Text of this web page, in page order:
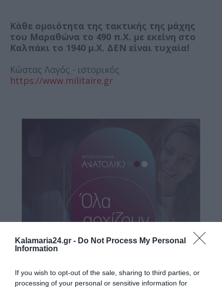
Kalamaria24.gr - Do Not Process My Personal
Information
If you wish to opt-out of the sale, sharing to third parties, or
processing of your personal or sensitive information for
Κάθε ομοιότητα της τακτικής της μάχης
του Μαραθώνα το 490 π.Χ. με εκείνη στο
Καλπάκι το 1940 μ.Χ. ΔΕΝ είναι τυχαία!
Κώστας Λαγός - ιστορικός
https://www.militaire.gr